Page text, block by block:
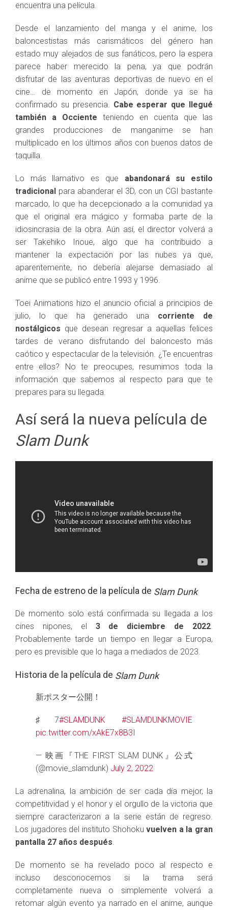
encuentra una película.
Desde el lanzamiento del manga y el anime, los
baloncestistas más carismáticos del género han
estado muy alejados de sus fanáticos, pero la espera
parece haber merecido la pena, ya que podrán
disfrutar de las aventuras deportivas de nuevo en el
cine… de momento en Japón, donde ya se ha
confirmado su presencia. Cabe esperar que llegué
también a Occiente teniendo en cuenta que las
grandes producciones de manganime se han
multiplicado en los últimos años con buenos datos de
taquilla.
Lo más llamativo es que abandonará su estilo
tradicional para abanderar el 3D, con un CGI bastante
marcado, lo que ha decepcionado a la comunidad ya
que el original era mágico y formaba parte de la
idiosincrasia de la obra. Aún así, el director volverá a
ser Takehiko Inoue, algo que ha contribuido a
mantener la expectación por las nubes ya que,
aparentemente, no debería alejarse demasiado al
anime que se publicó entre 1993 y 1996.
Toei Animations hizo el anuncio oficial a principios de
julio, lo que ha generado una corriente de
nostálgicos que desean regresar a aquellas felices
tardes de verano disfrutando del baloncesto más
caótico y espectacular de la televisión. ¿Te encuentras
entre ellos? No te preocupes, resumimos toda la
información que sabemos al respecto para que te
prepares para su llegada.
Así será la nueva película de
Slam Dunk
Fecha de estreno de la película de Slam Dunk
De momento solo está confirmada su llegada a los
cines nipones, el 3 de diciembre de 2022
Probablemente tarde un tiempo en llegar a Europa,
pero es previsible que lo haga a mediados de 2023.
Historia de la película de Slam Dunk
新ポスター公開！
♯7#SLAMDUNK
#SLAMDUNKMOVIE
pic.twitter.com/xAkE7x8B3I
— 映画『THE FIRST SLAM DUNK』公式
(@movie_slamdunk) July 2, 2022
La adrenalina, la ambición de ser cada día mejor, la
competitividad y el honor y el orgullo de la victoria que
siempre caracterizaron a la serie están de regreso.
Los jugadores del instituto Shohokuvuelven a la gran
pantalla 27 años después.
De momento se ha revelado poco al respecto e
incluso desconocemos si la trama será
completamente nueva o simplemente volverá a
retomar algún evento ya narrado en el anime, aunque